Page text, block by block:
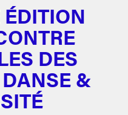
DES
&